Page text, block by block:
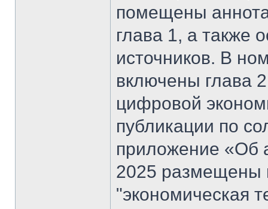
помещены
глава 1, а также
источников. В
включены глава
цифровой
публикации по
приложение «Об
2025 размещены
"экономическая